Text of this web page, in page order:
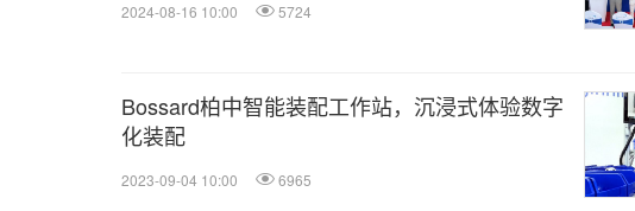
2024-08-16 10:00 5724
Bossard柏中智能装配工作站，沉浸式体验数字
化装配
2023-09-04 10:00 6965